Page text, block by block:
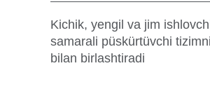
Kichik, yengil va jim
samarali püskürtüvchi
bilan birlashtiradi